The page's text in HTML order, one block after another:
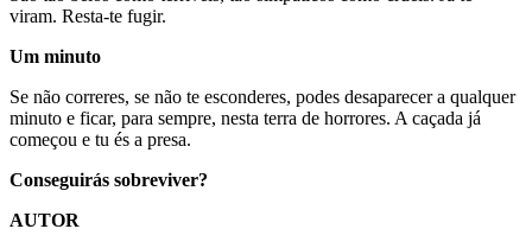
viram. Resta-te fugir.
Um minuto
Se não correres, se não te esconderes, podes desaparecer a qualquer
minuto e ficar, para sempre, nesta terra de horrores. A caçada já
começou e tu és a presa.
Conseguirás sobreviver?
AUTOR